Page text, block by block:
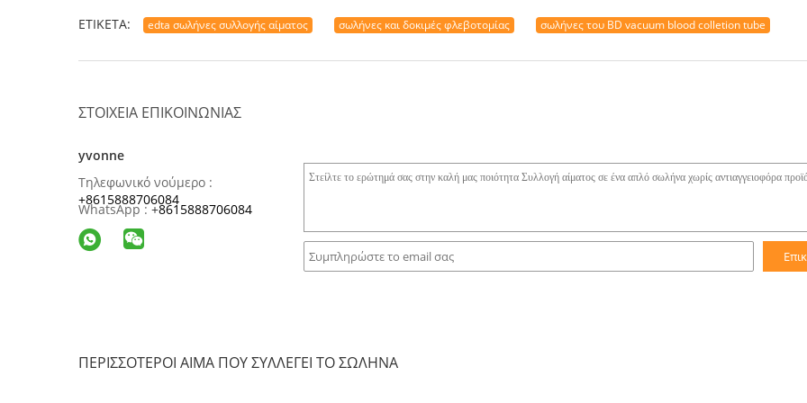
ΕΤΙΚΈΤΑ: edta σωλήνες συλλογής αίματος σωλήνες και δοκιμές φλεβοτομίας σωλήνες του BD vacuum blood colletion tube
ΣΤΟΙΧΕΊΑ ΕΠΙΚΟΙΝΩΝΊΑΣ
yvonne
Τηλεφωνικό νούμερο :
+8615888706084
WhatsApp :+8615888706084
ΠΕΡΙΣΣΌΤΕΡΟΙ ΑΊΜΑ ΠΟΥ ΣΥΛΛΈΓΕΙ ΤΟ ΣΩΛΉΝΑ